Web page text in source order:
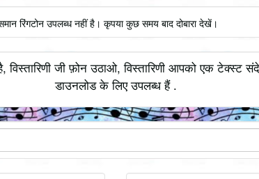
रिंगटोन उपलब्ध नहीं है। कृपया कुछ समय बाद दोबारा देखें।
विस्तारिणी जी फ़ोन उठाओ, विस्तारिणी आपको एक टेक्स्ट
डाउनलोड के लिए उपलब्ध हैं .